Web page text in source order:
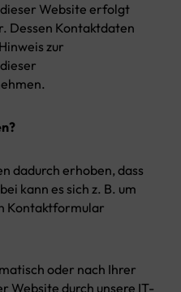
Website erfolgt
Dessen Kontaktdaten
zur
dadurch erhoben, dass
kann es sich z. B. um
Kontaktformular
oder nach Ihrer
Website durch unsere IT-